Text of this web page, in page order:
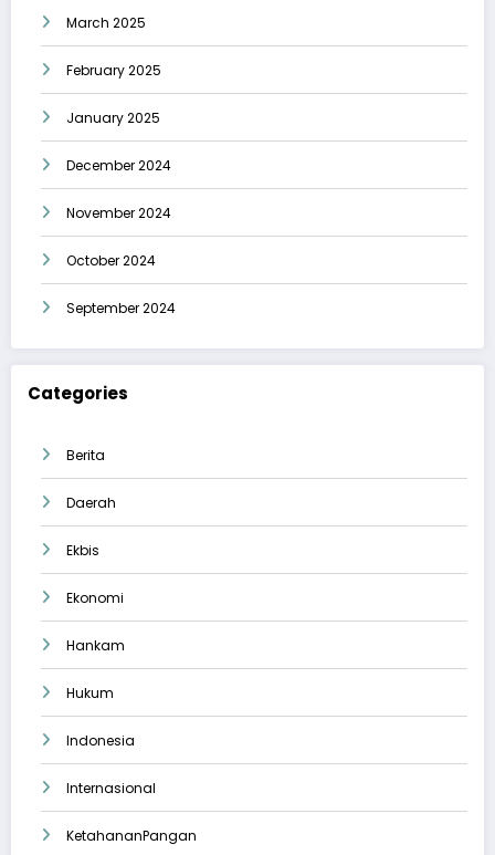
March 2025
February 2025
January 2025
December 2024
November 2024
October 2024
September 2024
Categories
Berita
Daerah
Ekbis
Ekonomi
Hankam
Hukum
Indonesia
Internasional
KetahananPangan